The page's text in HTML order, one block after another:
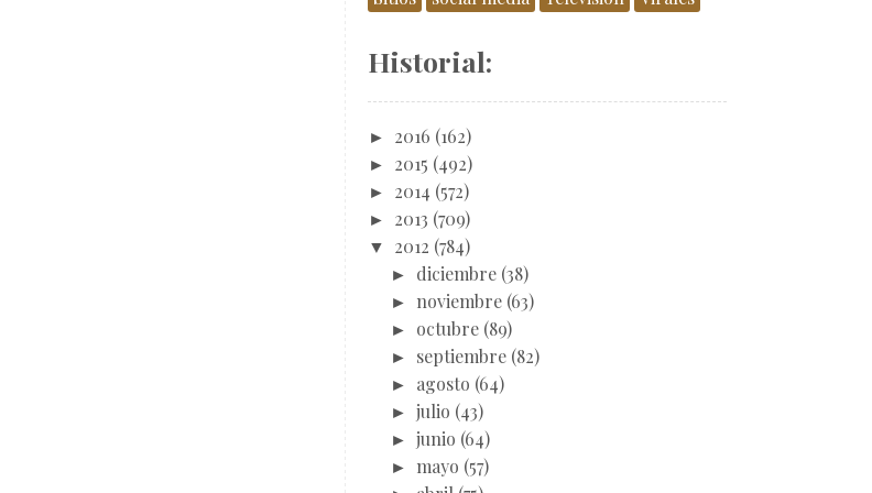
Historial:
► 2016 (162)
► 2015 (492)
► 2014 (572)
► 2013 (709)
▼ 2012 (784)
► diciembre (38)
► noviembre (63)
► octubre (89)
► septiembre (82)
► agosto (64)
► julio (43)
► junio (64)
► mayo (57)